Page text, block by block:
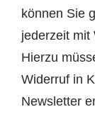
können Sie
jederzeit mit
Hierzu
Widerruf in
Newsletter